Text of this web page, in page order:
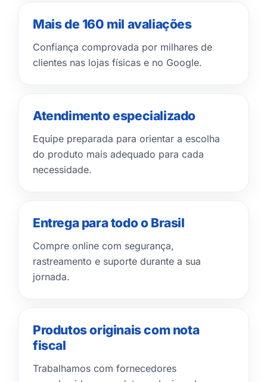
Mais de 160 mil avaliações
Confiança comprovada por milhares de
clientes nas lojas físicas e no Google.
Atendimento especializado
Equipe preparada para orientar a escolha
do produto mais adequado para cada
necessidade.
Entrega para todo o Brasil
Compre online com segurança,
rastreamento e suporte durante a sua
jornada.
Produtos originais com nota
fiscal
Trabalhamos com fornecedores